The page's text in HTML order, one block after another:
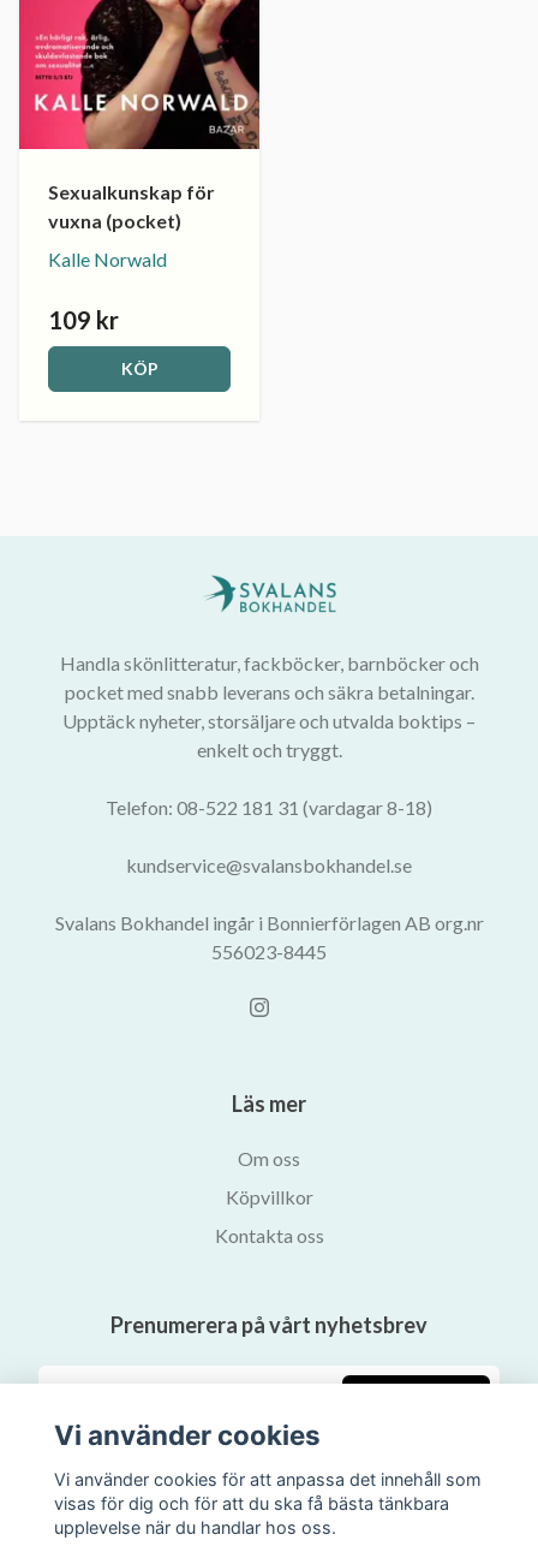
Sexualkunskap för
vuxna (pocket)
Kalle Norwald
109 kr
KÖP
Handla skönlitteratur, fackböcker, barnböcker och
pocket med snabb leverans och säkra betalningar.
Upptäck nyheter, storsäljare och utvalda boktips –
enkelt och tryggt.
Telefon: 08-522 181 31 (vardagar 8-18)
kundservice@svalansbokhandel.se
Svalans Bokhandel ingår i Bonnierförlagen AB org.nr
556023-8445
Läs mer
Om oss
Köpvillkor
Kontakta oss
Prenumerera på vårt nyhetsbrev
Vi använder cookies
Vi använder cookies för att anpassa det innehåll som
visas för dig och för att du ska få bästa tänkbara
upplevelse när du handlar hos oss.